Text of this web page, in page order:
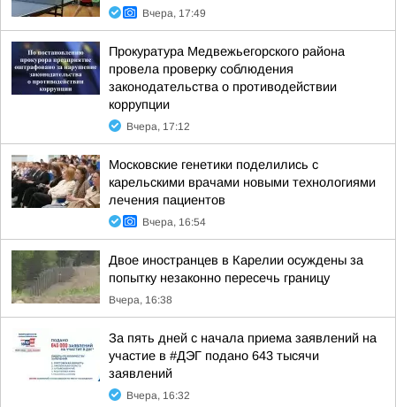
Вчера, 17:49
Прокуратура Медвежьегорского района
провела проверку соблюдения
законодательства о противодействии
коррупции
Вчера, 17:12
Московские генетики поделились с
карельскими врачами новыми технологиями
лечения пациентов
Вчера, 16:54
Двое иностранцев в Карелии осуждены за
попытку незаконно пересечь границу
Вчера, 16:38
За пять дней с начала приема заявлений на
участие в #ДЭГ подано 643 тысячи
заявлений
Вчера, 16:32